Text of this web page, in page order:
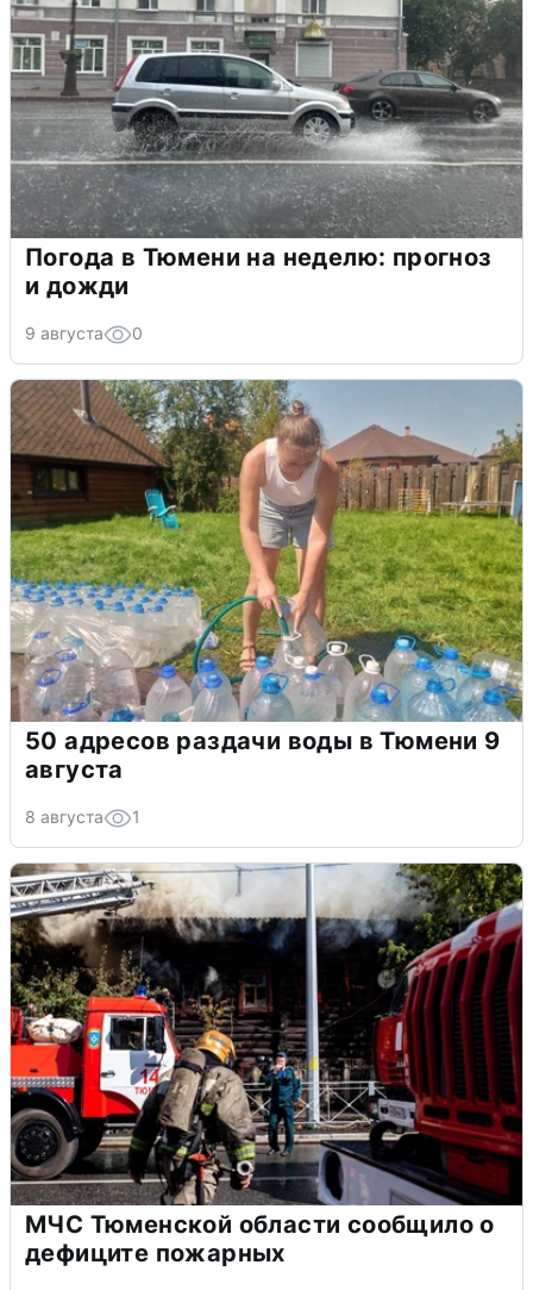
Погода в Тюмени на неделю: прогноз
и дожди
9 августа 0
50 адресов раздачи воды в Тюмени 9
августа
8 августа 1
МЧС Тюменской области сообщило о
дефиците пожарных